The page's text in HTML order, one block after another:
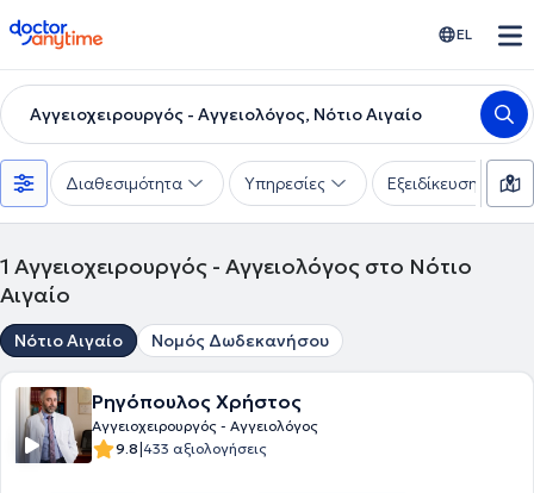
doctoranytime EL
Αγγειοχειρουργός - Αγγειολόγος, Νότιο Αιγαίο
Διαθεσιμότητα Υπηρεσίες Εξειδίκευση
1 Αγγειοχειρουργός - Αγγειολόγος στο Νότιο
Αιγαίο
Νότιο Αιγαίο Νομός Δωδεκανήσου
Ρηγόπουλος Χρήστος
Αγγειοχειρουργός - Αγγειολόγος
9.8|433 αξιολογήσεις